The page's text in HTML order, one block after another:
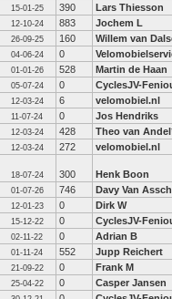
15-01-25 390 Lars Thiesson
12-10-24 883 Jochem L
26-09-25 160 Willem van
04-06-24 0
01-01-26 528 Martin de Haan
05-07-24 0 CyclesJV-
12-03-24 6 velomobiel.nl
11-07-24 0 Jos Hendriks
12-03-24 428 Theo van Andel
12-03-24 272 velomobiel.nl
18-07-24 300 Henk Boon
01-07-26 746 Davy Van
12-01-23 0 Dirk W
15-12-22 0 CyclesJV-
02-11-22 0 Adrian B
01-11-24 552 Jupp Reichert
21-09-22 0 Frank M
25-04-22 0 Casper Jansen